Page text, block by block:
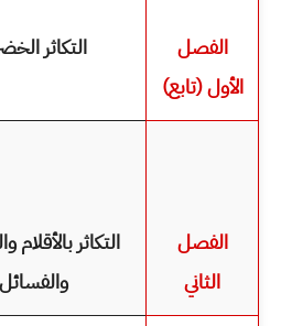
الفصل
الأول (تابع)
التكاثر
الفصل
الثاني
التكاثر بالأقلام
والفسائل